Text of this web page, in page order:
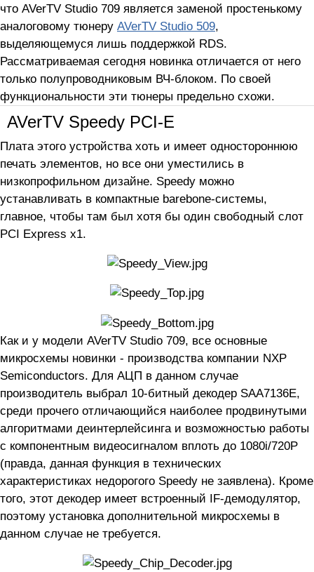
что AVerTV Studio 709 является заменой простенькому
аналоговому тюнеру AVerTV Studio 509,
выделяющемуся лишь поддержкой RDS.
Рассматриваемая сегодня новинка отличается от него
только полупроводниковым ВЧ-блоком. По своей
функциональности эти тюнеры предельно схожи.
AVerTV Speedy PCI-E
Плата этого устройства хоть и имеет одностороннюю
печать элементов, но все они уместились в
низкопрофильном дизайне. Speedy можно
устанавливать в компактные barebone-системы,
главное, чтобы там был хотя бы один свободный слот
PCI Express x1.
Как и у модели AVerTV Studio 709, все основные
микросхемы новинки - производства компании NXP
Semiconductors. Для АЦП в данном случае
производитель выбрал 10-битный декодер SAA7136E,
среди прочего отличающийся наиболее продвинутыми
алгоритмами деинтерлейсинга и возможностью работы
с компонентным видеосигналом вплоть до 1080i/720P
(правда, данная функция в технических
характеристиках недорогого Speedy не заявлена). Кроме
того, этот декодер имеет встроенный IF-демодулятор,
поэтому установка дополнительной микросхемы в
данном случае не требуется.